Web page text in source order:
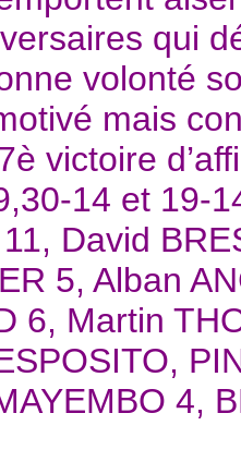
qui
volonté
mais
victoire
14 et 19-
David
5, Alban
6, Martin
4,